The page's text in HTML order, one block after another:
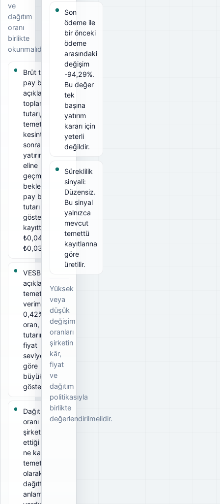
ve
dağıtım
oranı
birlikte
okunmalıdır.
Brüt temettü
pay başına
açıklanan
toplam
tutarı, net
temettü ise
kesintiler
sonrası
yatırımcının
eline
geçmesi
beklenen
pay başına
tutarı
gösterir. Bu
kayıtta brüt
₺0,04, net
₺0,0373.
VESBE için
açıklanan
temettü
verimi
0,42%. Bu
oran, ödeme
tutarının ilgili
fiyat
seviyesine
göre
büyüklüğünü
gösterir.
Dağıtım
oranı 25%;
şirketin elde
ettiği kârın
ne kadarını
temettü
olarak
dağıttığını
anlamaya
Son
ödeme ile
bir önceki
ödeme
arasındaki
değişim
-94,29%.
Bu değer
tek
başına
yatırım
kararı için
yeterli
değildir.
Süreklilik
sinyali:
Düzensiz.
Bu sinyal
yalnızca
mevcut
temettü
kayıtlarına
göre
üretilir.
Yüksek
veya
düşük
değişim
oranları
şirketin
kâr,
fiyat
ve
dağıtım
politikasıyla
birlikte
değerlendirilmelidir.